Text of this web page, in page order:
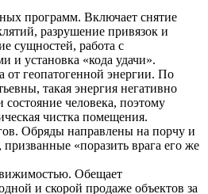
программ. Включает снятие
разрушение привязок и
сущностей, работа с
и установка «кода удачи».
от геопатогенной энергии. По
такая энергия негативно
состояние человека, поэтому
чистка помещения.
Обряды направлены на порчу и
призванные «поразить врага его же
Обещает
и скорой продаже объектов за